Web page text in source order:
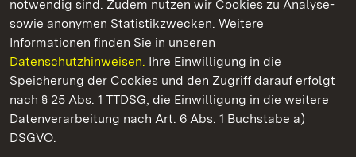
notwendig sind. Zudem nutzen wir Cookies zu Analyse-
sowie anonymen Statistikzwecken. Weitere
Informationen finden Sie in unseren
Datenschutzhinweisen. Ihre Einwilligung in die
Speicherung der Cookies und den Zugriff darauf erfolgt
nach § 25 Abs. 1 TTDSG, die Einwilligung in die weitere
Datenverarbeitung nach Art. 6 Abs. 1 Buchstabe a)
DSGVO.
Staatliche Schlösser und Gärten Baden‑Württemberg
Staatliche Schlösser und Gärten Baden-Württemberg
Kontakt